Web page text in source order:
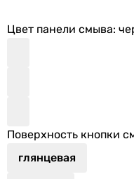
Цвет панели смыва:
Поверхность кнопки
глянцевая